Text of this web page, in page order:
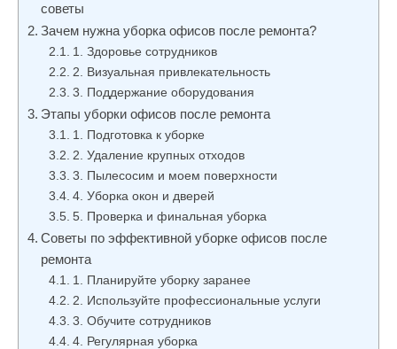
советы
Зачем нужна уборка офисов после ремонта?
1. Здоровье сотрудников
2. Визуальная привлекательность
3. Поддержание оборудования
Этапы уборки офисов после ремонта
1. Подготовка к уборке
2. Удаление крупных отходов
3. Пылесосим и моем поверхности
4. Уборка окон и дверей
5. Проверка и финальная уборка
Советы по эффективной уборке офисов после
ремонта
1. Планируйте уборку заранее
2. Используйте профессиональные услуги
3. Обучите сотрудников
4. Регулярная уборка